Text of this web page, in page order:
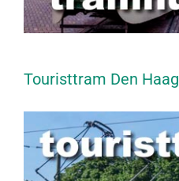
Touristtram Den Haag